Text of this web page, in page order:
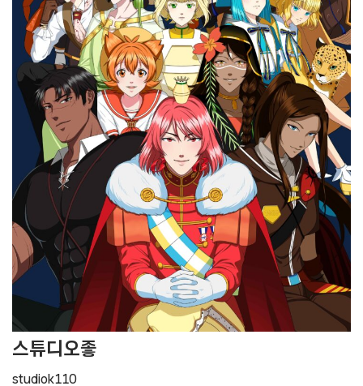
스튜디오좋
studiok110